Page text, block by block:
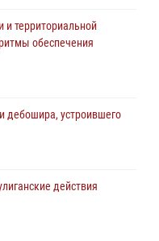
области прошло пожарно-
и территориальной
обеспечения
дебошира, устроившего
действия